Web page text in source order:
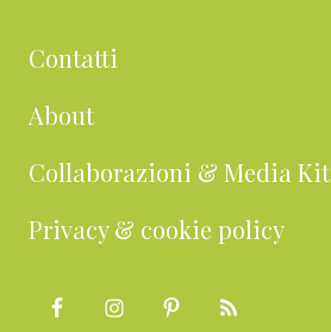
Contatti
About
Collaborazioni & Media Kit
Privacy & cookie policy